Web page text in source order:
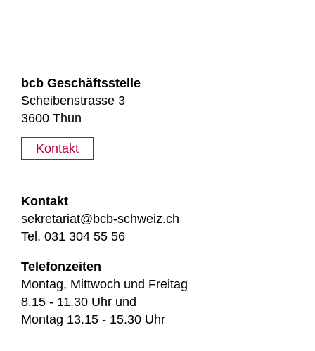
bcb Geschäftsstelle
Scheibenstrasse 3
3600 Thun
Kontakt
Kontakt
sekretariat@bcb-schweiz.ch
Tel. 031 304 55 56
Telefonzeiten
Montag, Mittwoch und Freitag
8.15 - 11.30 Uhr und
Montag 13.15 - 15.30 Uhr